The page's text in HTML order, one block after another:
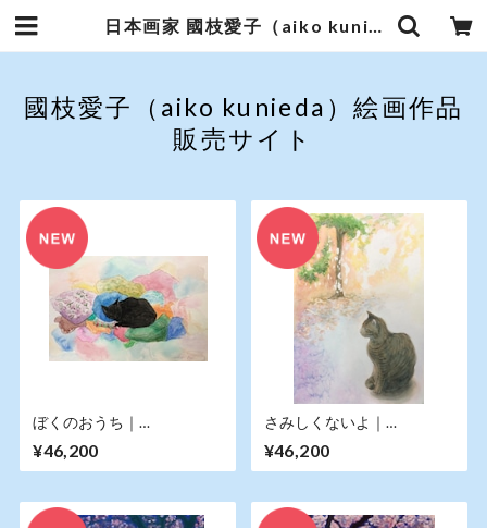
日本画家 國枝愛子（aiko kunieda）絵画作品販売
國枝愛子（aiko kunieda）絵画作品
販売サイト
ぼくのおうち｜
16.6×24.2cm
¥46,200
さみしくないよ｜
16.6×24.2cm
¥46,200